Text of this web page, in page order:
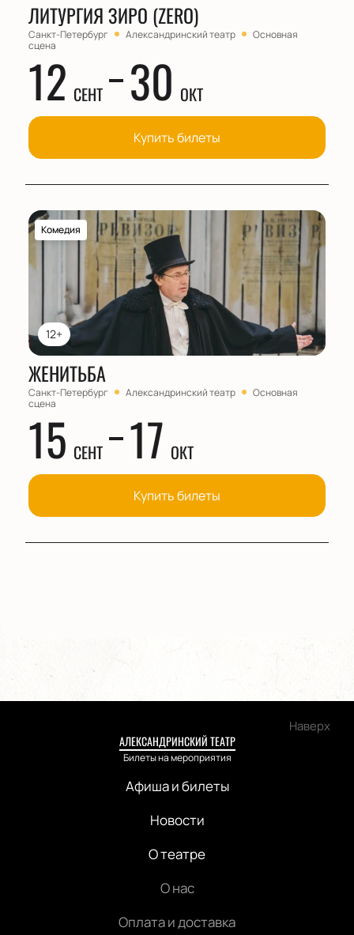
ЛИТУРГИЯ ЗИРО (ZERO)
Санкт-Петербург Александринский театр
Основная
сцена
12 СЕНТ 30 ОКТ
Купить билеты
12+
Комедия
ЖЕНИТЬБА
Санкт-Петербург Александринский театр
Основная
сцена
15 СЕНТ 17 ОКТ
Купить билеты
Наверх
АЛЕКСАНДРИНСКИЙ ТЕАТР
Билеты на мероприятия
Афиша и билеты
Новости
О театре
О нас
Оплата и доставка